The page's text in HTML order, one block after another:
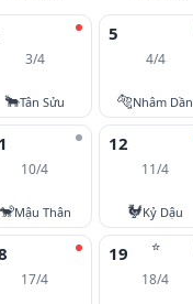
3/4
🐂Tân Sửu
5
4/4
🐅Nhâm Dần
10/4
🐒Mậu Thân
12
11/4
🐓Kỷ Dậu
17/4
⭐
19
18/4